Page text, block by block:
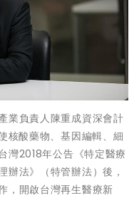
業負責人陳重成資深會計
核酸藥物、基因編輯、細
灣2018年公告《特定醫療
辦法》（特管辦法）後，
，開啟台灣再生醫療新